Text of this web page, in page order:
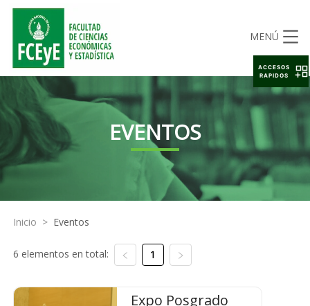
MENÚ
EVENTOS
Inicio > Eventos
6 elementos en total: 1
Expo Posgrado
ACCESOS
RAPIDOS